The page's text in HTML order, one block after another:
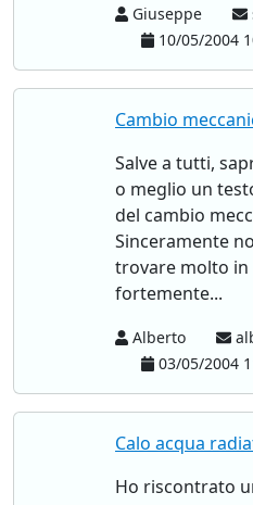
Giuseppe
10/05/2004
Cambio
Salve a tutti,
o meglio un
del cambio
Sinceramente
trovare molto
fortemente...
Alberto
03/05/2004
Calo acqua
Ho riscontrato